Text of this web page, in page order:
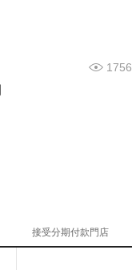
1756
接受分期付款門店